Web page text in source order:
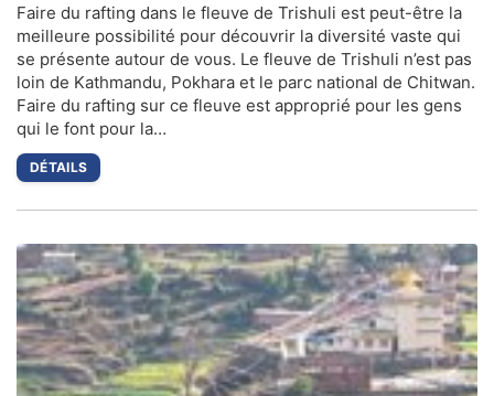
Faire du rafting dans le fleuve de Trishuli est peut-être la
meilleure possibilité pour découvrir la diversité vaste qui
se présente autour de vous. Le fleuve de Trishuli n’est pas
loin de Kathmandu, Pokhara et le parc national de Chitwan.
Faire du rafting sur ce fleuve est approprié pour les gens
qui le font pour la…
DÉTAILS